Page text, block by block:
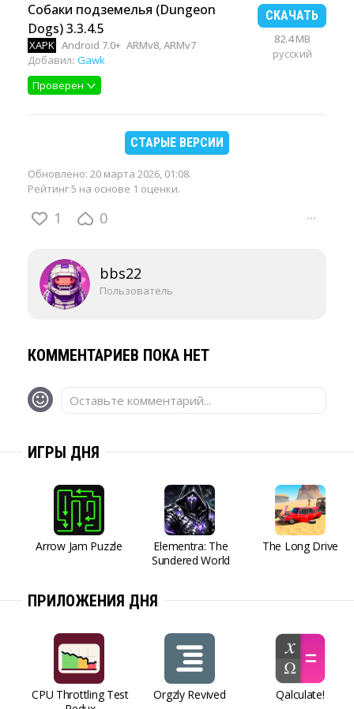
Собаки подземелья (Dungeon
Dogs) 3.3.4.5
XAPK Android 7.0+ ARMv8, ARMv7
Добавил: Gawk
Проверен
СКАЧАТЬ
82.4 MB
русский
СТАРЫЕ ВЕРСИИ
Обновлено: 20 марта 2026, 01:08.
Рейтинг 5 на основе 1 оценки.
1 0 ···
bbs22
Пользователь
КОММЕНТАРИЕВ ПОКА НЕТ
Оставьте комментарий...
ИГРЫ ДНЯ
Arrow Jam Puzzle
Elementra: The
Sundered World
The Long Drive
ПРИЛОЖЕНИЯ ДНЯ
CPU Throttling Test
Orgzly Revived Qalculate!